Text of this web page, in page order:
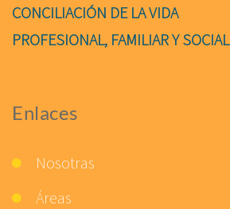
CONCILIACIÓN DE LA VIDA
PROFESIONAL, FAMILIAR Y SOCIAL
Enlaces
Nosotras
Áreas